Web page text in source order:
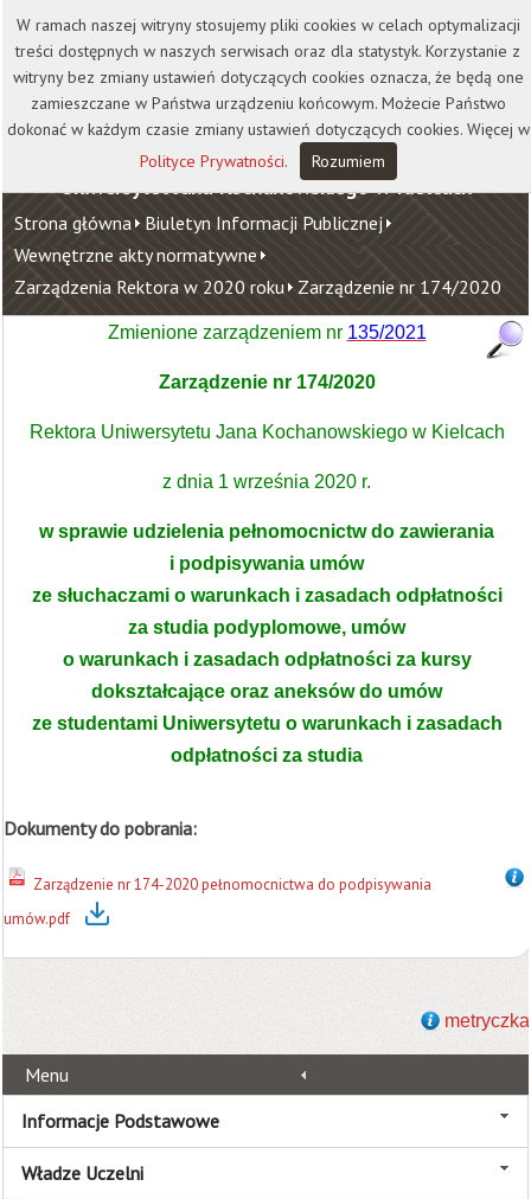
Kontakt Biblioteka
Wydawnictwo
Wirtualna Uczelnia
Uniwersytet Jana Kochanowskiego w Kielcach
Strona główna Biuletyn Informacji Publicznej
Wewnętrzne akty normatywne
Zarządzenia Rektora w 2020 roku Zarządzenie nr 174/2020
Zmienione zarządzeniem nr 135/2021
Zarządzenie nr 174/2020
Rektora Uniwersytetu Jana Kochanowskiego w Kielcach
z dnia 1 września 2020 r.
w sprawie udzielenia pełnomocnictw do zawierania
i podpisywania umów
ze słuchaczami o warunkach i zasadach odpłatności
za studia podyplomowe, umów
o warunkach i zasadach odpłatności za kursy
dokształcające oraz aneksów do umów
ze studentami Uniwersytetu o warunkach i zasadach
odpłatności za studia
Dokumenty do pobrania:
Zarządzenie nr 174-2020 pełnomocnictwa do podpisywania
umów.pdf
metryczka
Menu
Informacje Podstawowe
Władze Uczelni
W ramach naszej witryny stosujemy pliki cookies w celach optymalizacji
treści dostępnych w naszych serwisach oraz dla statystyk. Korzystanie z
witryny bez zmiany ustawień dotyczących cookies oznacza, że będą one
zamieszczane w Państwa urządzeniu końcowym. Możecie Państwo
dokonać w każdym czasie zmiany ustawień dotyczących cookies. Więcej w
Polityce Prywatności. Rozumiem